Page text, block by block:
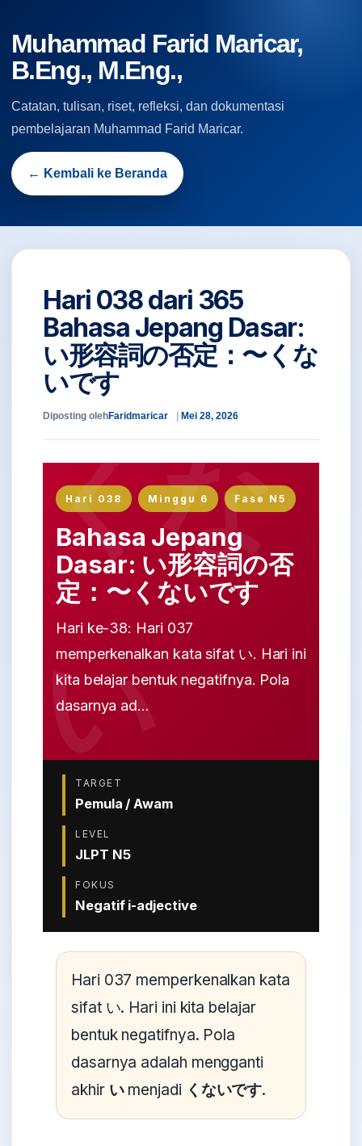
Muhammad Farid Maricar,
B.Eng., M.Eng.,
Catatan, tulisan, riset, refleksi, dan dokumentasi
pembelajaran Muhammad Farid Maricar.
← Kembali ke Beranda
Hari 038 dari 365
Bahasa Jepang Dasar:
い形容詞の否定：〜くな
いです
Diposting olehFaridmaricar Mei 28, 2026
Hari 038 Minggu 6 Fase N5
Bahasa Jepang
Dasar: い形容詞の否
定：〜くないです
Hari ke-38: Hari 037
memperkenalkan kata sifat い. Hari ini
kita belajar bentuk negatifnya. Pola
dasarnya ad...
TARGET
Pemula / Awam
LEVEL
JLPT N5
FOKUS
Negatif i-adjective
Hari 037 memperkenalkan kata
sifat い. Hari ini kita belajar
bentuk negatifnya. Pola
dasarnya adalah mengganti
akhir いmenjadi くないです.